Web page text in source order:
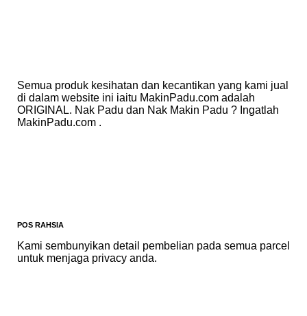
Semua produk kesihatan dan kecantikan yang kami jual
di dalam website ini iaitu MakinPadu.com adalah
ORIGINAL. Nak Padu dan Nak Makin Padu ? Ingatlah
MakinPadu.com .
POS RAHSIA
Kami sembunyikan detail pembelian pada semua parcel
untuk menjaga privacy anda.